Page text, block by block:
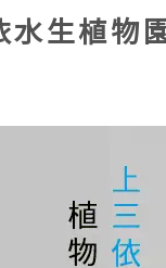
生植物